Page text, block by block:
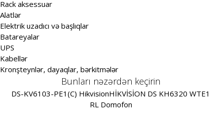
Rack aksessuar
Alatlər
Elektrik uzadıcı və başlıqlar
Batareyalar
UPS
Kabellər
Kronşteynlər, dayaqlar, bərkitmələr
Bunları nəzərdən keçirin
DS-KV6103-PE1(C) HikvisionHİKVİSİON DS KH6320 WTE1
RL Domofon